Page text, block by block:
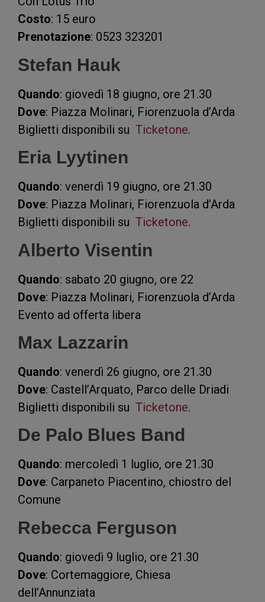
Costo: 15 euro
Prenotazione: 0523 323201
Stefan Hauk
Quando: giovedì 18 giugno, ore 21.30
Dove: Piazza Molinari, Fiorenzuola d’Arda
Biglietti disponibili su Ticketone.
Eria Lyytinen
Quando: venerdì 19 giugno, ore 21.30
Dove: Piazza Molinari, Fiorenzuola d’Arda
Biglietti disponibili su Ticketone.
Alberto Visentin
Quando: sabato 20 giugno, ore 22
Dove: Piazza Molinari, Fiorenzuola d’Arda
Evento ad offerta libera
Max Lazzarin
Quando: venerdì 26 giugno, ore 21.30
Dove: Castell’Arquato, Parco delle Driadi
Biglietti disponibili su Ticketone.
De Palo Blues Band
Quando: mercoledì 1 luglio, ore 21.30
Dove: Carpaneto Piacentino, chiostro del
Comune
Rebecca Ferguson
Quando: giovedì 9 luglio, ore 21.30
Dove: Cortemaggiore, Chiesa
dell’Annunziata